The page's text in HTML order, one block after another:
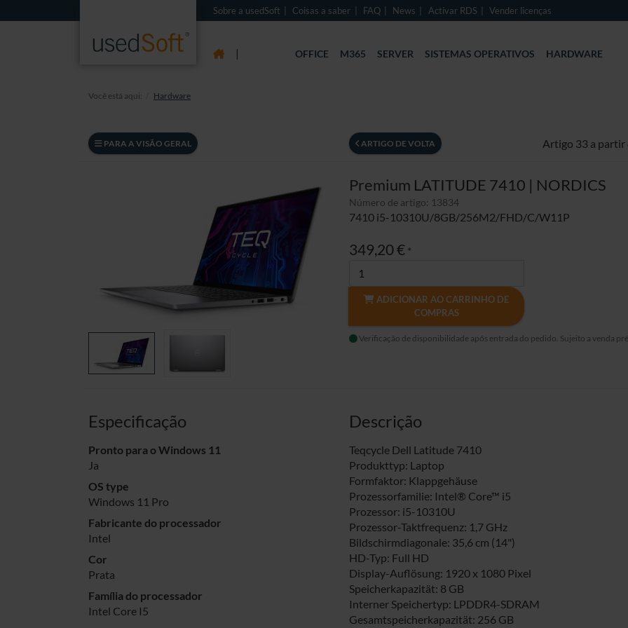
Sobre a usedSoft Coisas a saber FAQ News Activar RDS Vender licenças
| OFFICE M365 SERVER SISTEMAS OPERATIVOS HARDWARE
Você está aqui: Hardware
PARA A VISÃO GERAL ARTIGO DE VOLTA Artigo 33 a partir
Premium LATITUDE 7410 | NORDICS
Número de artigo: 13834
7410 i5-10310U/8GB/256M2/FHD/C/W11P
349,20 € *
ADICIONAR AO CARRINHO DE
COMPRAS
Verificação de disponibilidade após entrada do pedido. Sujeito a venda
Descrição
Teqcycle Dell Latitude 7410
Produkttyp: Laptop
Formfaktor: Klappgehäuse
Prozessorfamilie: Intel® Core™ i5
Prozessor: i5-10310U
Prozessor-Taktfrequenz: 1,7 GHz
Bildschirmdiagonale: 35,6 cm (14")
HD-Typ: Full HD
Display-Auflösung: 1920 x 1080 Pixel
Speicherkapazität: 8 GB
Interner Speichertyp: LPDDR4-SDRAM
Gesamtspeicherkapazität: 256 GB
Especificação
Pronto para o Windows 11
Ja
OS type
Windows 11 Pro
Fabricante do processador
Intel
Cor
Prata
Família do processador
Intel Core I5